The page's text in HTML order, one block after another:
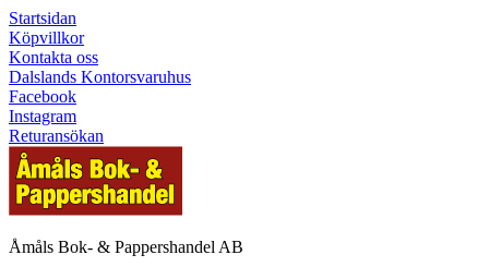
Startsidan
Köpvillkor
Kontakta oss
Dalslands Kontorsvaruhus
Facebook
Instagram
Returansökan
Åmåls Bok- & Pappershandel AB